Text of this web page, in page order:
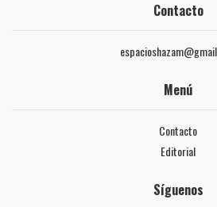
Contacto
Menú
Contacto
Editorial
Síguenos